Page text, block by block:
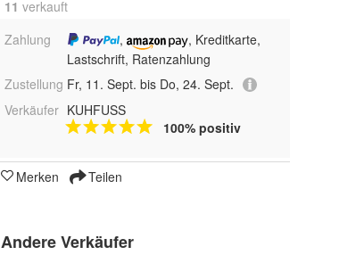
11 verkauft
Zahlung
,
, Kreditkarte,
Lastschrift, Ratenzahlung
Zustellung Fr, 11. Sept. bis Do, 24. Sept.
Verkäufer KUHFUSS
100% positiv
Merken Teilen
Andere Verkäufer